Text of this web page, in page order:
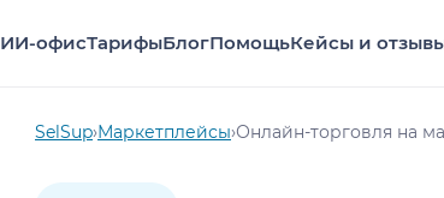
ИИ-офисТарифыБлогПомощьКейсы и
SelSup›Маркетплейсы›Онлайн-торговля на